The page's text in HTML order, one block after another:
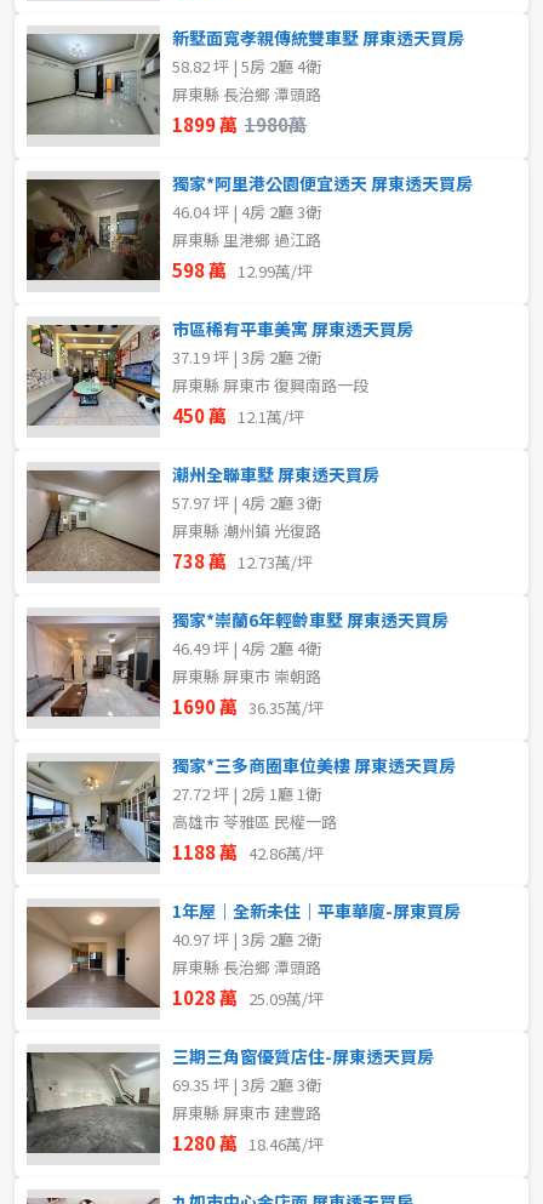
~
樓層
不拘
5~10樓
~ 樓
格局
不拘
2房
3房
5房以上
屋齡
不拘
售價
樓層
不拘
2樓
5~10樓
~ 樓
格局
不拘
1房
3房
租金(元)
新墅面寬孝親傳統雙車墅 屏東透天買房
58.82 坪 | 5房 2廳 4衛
屏東縣 長治鄉 潭頭路
1899 萬 1980萬
獨家*阿里港公園便宜透天 屏東透天買房
46.04 坪 | 4房 2廳 3衛
屏東縣 里港鄉 過江路
598 萬 12.99萬/坪
市區稀有平車美寓 屏東透天買房
37.19 坪 | 3房 2廳 2衛
屏東縣 屏東市 復興南路一段
450 萬 12.1萬/坪
潮州全聯車墅 屏東透天買房
57.97 坪 | 4房 2廳 3衛
屏東縣 潮州鎮 光復路
738 萬 12.73萬/坪
獨家*崇蘭6年輕齡車墅 屏東透天買房
46.49 坪 | 4房 2廳 4衛
屏東縣 屏東市 崇朝路
1690 萬 36.35萬/坪
獨家*三多商圈車位美樓 屏東透天買房
27.72 坪 | 2房 1廳 1衛
高雄市 苓雅區 民權一路
1188 萬 42.86萬/坪
1年屋｜全新未住｜平車華廈-屏東買房
40.97 坪 | 3房 2廳 2衛
屏東縣 長治鄉 潭頭路
1028 萬 25.09萬/坪
三期三角窗優質店住-屏東透天買房
69.35 坪 | 3房 2廳 3衛
屏東縣 屏東市 建豐路
1280 萬 18.46萬/坪